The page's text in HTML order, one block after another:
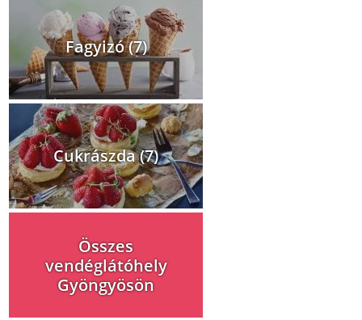
Fagyizó (7)
Cukrászda (7)
Összes
vendéglátóhely
Gyöngyösön